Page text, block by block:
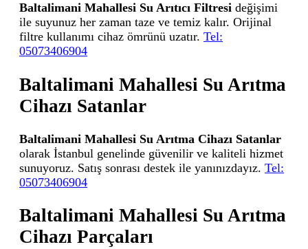
Baltalimani Mahallesi Su Arıtıcı Filtresi değişimi
ile suyunuz her zaman taze ve temiz kalır. Orijinal
filtre kullanımı cihaz ömrünü uzatır. Tel:
05073406904
Baltalimani Mahallesi Su Arıtma
Cihazı Satanlar
Baltalimani Mahallesi Su Arıtma Cihazı Satanlar
olarak İstanbul genelinde güvenilir ve kaliteli hizmet
sunuyoruz. Satış sonrası destek ile yanınızdayız. Tel:
05073406904
Baltalimani Mahallesi Su Arıtma
Cihazı Parçaları